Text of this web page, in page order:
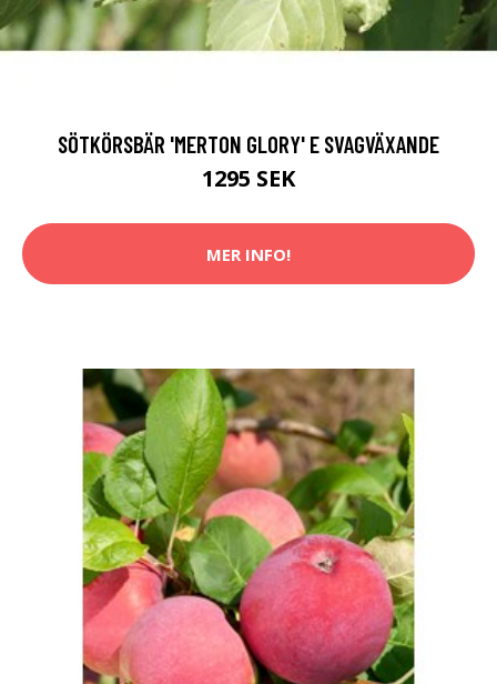
SÖTKÖRSBÄR 'MERTON GLORY' E SVAGVÄXANDE
1295 SEK
MER INFO!